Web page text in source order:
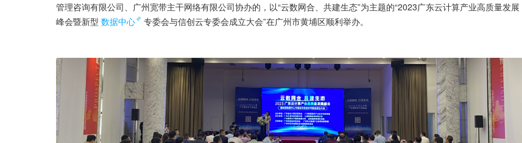
管理咨询有限公司、广州宽带主干网络有限公司协办的，以“云数网合、共建生态”为主题的“2023广东云计算产业高质量发展
峰会暨新型 数据中心 专委会与信创云专委会成立大会”在广州市黄埔区顺利举办。